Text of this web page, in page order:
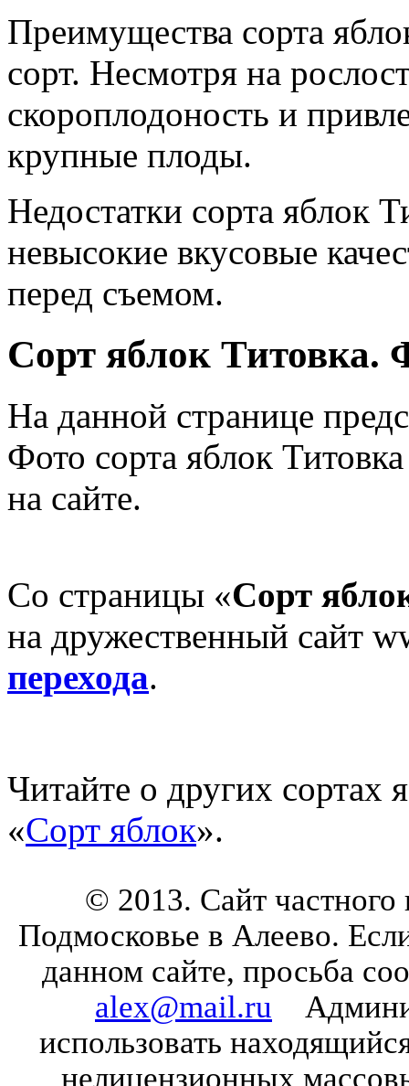
Преимущества сорта
сорт. Несмотря на
скороплодоность и
крупные плоды.
Недостатки сорта яблок
невысокие вкусовые
перед съемом.
Сорт яблок Титовка.
На данной странице
Фото сорта яблок
на сайте.
Со страницы «Сорт
на дружественный сайт
перехода.
Читайте о других сортах
«Сорт яблок».
© 2013. Сайт частного
Подмосковье в Алеево.
данном сайте, просьба
alex@mail.ru
использовать
нелицензионных